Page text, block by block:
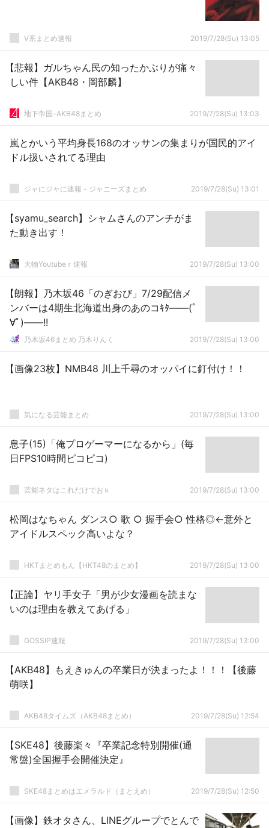
V系まとめ速報 2019/7/28(Su) 13:05
【悲報】ガルちゃん民の知ったかぶりが痛々
しい件【AKB48・岡部麟】
地下帝国-AKB48まとめ 2019/7/28(Su) 13:03
嵐とかいう平均身長168のオッサンの集まりが国民的アイ
ドル扱いされてる理由
ジャにジャに速報 - ジャニーズまとめ 2019/7/28(Su) 13:01
【syamu_search】シャムさんのアンチがま
た動き出す！
大物Youtubeｒ速報 2019/7/28(Su) 13:00
【朗報】乃木坂46「のぎおび」7/29配信メ
ンバーは4期生北海道出身のあのコｷﾀ――(ﾟ
∀ﾟ)――!!
乃木坂46まとめ 乃木りんく 2019/7/28(Su) 13:00
【画像23枚】NMB48 川上千尋のオッパイに釘付け！！
気になる芸能まとめ 2019/7/28(Su) 13:00
息子(15)「俺プロゲーマーになるから」(毎
日FPS10時間ピコピコ)
芸能ネタはこれだけでおｋ 2019/7/28(Su) 13:00
松岡はなちゃん ダンス○ 歌 ○ 握手会○ 性格◎←意外と
アイドルスペック高いよな？
HKTまとめもん【HKT48のまとめ】 2019/7/28(Su) 13:00
【正論】ヤリ手女子「男が少女漫画を読まな
いのは理由を教えてあげる」
GOSSIP速報 2019/7/28(Su) 13:00
【AKB48】もえきゅんの卒業日が決まったよ！！！【後藤
萌咲】
AKB48タイムズ（AKB48まとめ） 2019/7/28(Su) 12:54
【SKE48】後藤楽々『卒業記念特別開催(通
常盤)全国握手会開催決定』
SKE48まとめはエメラルド（まとえめ） 2019/7/28(Su) 12:50
【画像】鉄オタさん、LINEグループでとんで